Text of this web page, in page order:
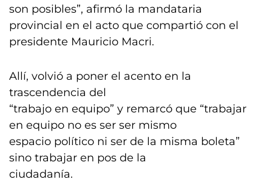
son posibles”, afirmó la mandataria
provincial en el acto que compartió con el
presidente Mauricio Macri.
Allí, volvió a poner el acento en la
trascendencia del
“trabajo en equipo” y remarcó que “trabajar
en equipo no es ser ser mismo
espacio político ni ser de la misma boleta”
sino trabajar en pos de la
ciudadanía.